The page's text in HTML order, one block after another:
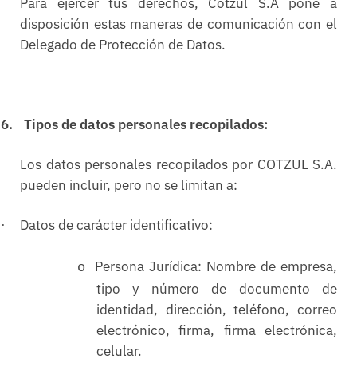
disposición estas maneras de comunicación con el
Delegado de Protección de Datos.
6. Tipos de datos personales recopilados:
Los datos personales recopilados por COTZUL S.A.
pueden incluir, pero no se limitan a:
· Datos de carácter identificativo:
o
Persona Jurídica: Nombre de empresa,
tipo y número de documento de
identidad, dirección, teléfono, correo
electrónico, firma, firma electrónica,
celular.